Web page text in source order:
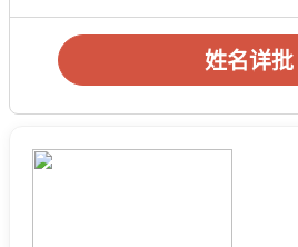
姓名详批